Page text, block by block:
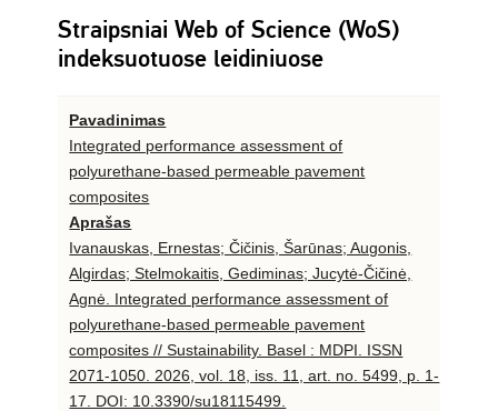
Straipsniai Web of Science (WoS)
indeksuotuose leidiniuose
Pavadinimas
Integrated performance assessment of
polyurethane-based permeable pavement
composites
Aprašas
Ivanauskas, Ernestas; Čičinis, Šarūnas; Augonis,
Algirdas; Stelmokaitis, Gediminas; Jucytė-Čičinė,
Agnė. Integrated performance assessment of
polyurethane-based permeable pavement
composites // Sustainability. Basel : MDPI. ISSN
2071-1050. 2026, vol. 18, iss. 11, art. no. 5499, p. 1-
17. DOI: 10.3390/su18115499.